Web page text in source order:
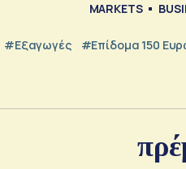
MARKETS
#εξαγωγές #Επίδομα 150